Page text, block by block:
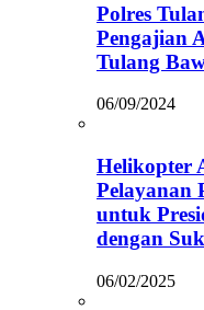
Polres
Pengajian
Tulang
06/09/2024
Helikopter
Pelayanan
untuk
dengan
06/02/2025